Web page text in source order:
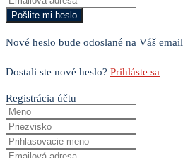
Nové heslo bude odoslané na Váš email
Dostali ste nové heslo? Prihláste sa
Registrácia účtu